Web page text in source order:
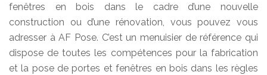
fenêtres en bois dans le cadre d’une nouvelle
construction ou d’une rénovation, vous pouvez vous
adresser à AF Pose. C’est un menuisier de référence qui
dispose de toutes les compétences pour la fabrication
et la pose de portes et fenêtres en bois dans les règles